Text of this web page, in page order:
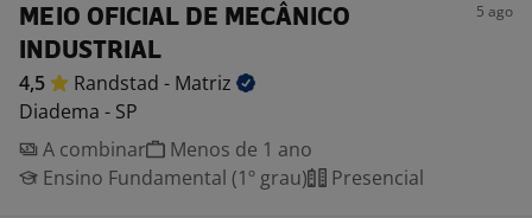
MEIO OFICIAL DE MECÂNICO
INDUSTRIAL
5 ago
4,5 Randstad - Matriz
Diadema - SP
A combinar
Menos de 1 ano
Ensino Fundamental (1º grau)
Presencial